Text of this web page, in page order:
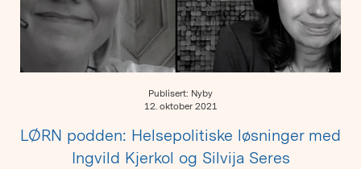
Publisert: Nyby
12. oktober 2021
LØRN podden: Helsepolitiske løsninger med
Ingvild Kjerkol og Silvija Seres